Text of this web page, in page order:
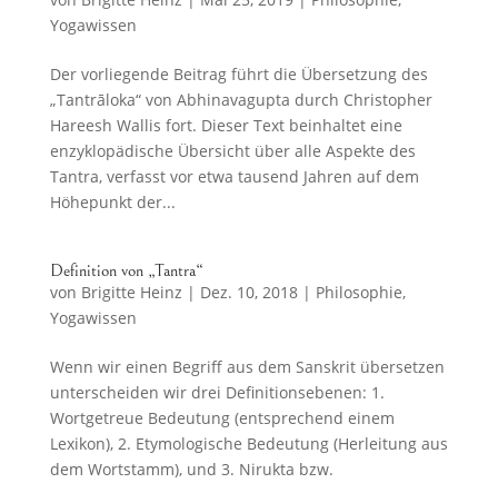
Yogawissen
Der vorliegende Beitrag führt die Übersetzung des
„Tantrāloka“ von Abhinavagupta durch Christopher
Hareesh Wallis fort. Dieser Text beinhaltet eine
enzyklopädische Übersicht über alle Aspekte des
Tantra, verfasst vor etwa tausend Jahren auf dem
Höhepunkt der...
Definition von „Tantra“
von Brigitte Heinz | Dez. 10, 2018| Philosophie,
Yogawissen
Wenn wir einen Begriff aus dem Sanskrit übersetzen
unterscheiden wir drei Definitionsebenen: 1.
Wortgetreue Bedeutung (entsprechend einem
Lexikon), 2. Etymologische Bedeutung (Herleitung aus
dem Wortstamm), und 3. Nirukta bzw.